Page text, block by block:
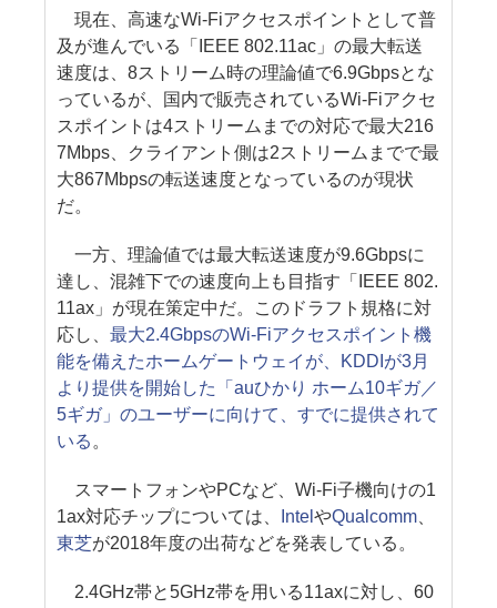
現在、高速なWi-Fiアクセスポイントとして普
及が進んでいる「IEEE 802.11ac」の最大転送
速度は、8ストリーム時の理論値で6.9Gbpsとな
っているが、国内で販売されているWi-Fiアクセ
スポイントは4ストリームまでの対応で最大216
7Mbps、クライアント側は2ストリームまでで最
大867Mbpsの転送速度となっているのが現状
だ。
一方、理論値では最大転送速度が9.6Gbpsに
達し、混雑下での速度向上も目指す「IEEE 802.
11ax」が現在策定中だ。このドラフト規格に対
応し、最大2.4GbpsのWi-Fiアクセスポイント機
能を備えたホームゲートウェイが、KDDIが3月
より提供を開始した「auひかり ホーム10ギガ／
5ギガ」のユーザーに向けて、すでに提供されて
いる 。
スマートフォンやPCなど、Wi-Fi子機向けの1
1ax対応チップについては、
IntelやQualcomm
東芝が2018年度の出荷などを発表している。
2.4GHz帯と5GHz帯を用いる11axに対し、60